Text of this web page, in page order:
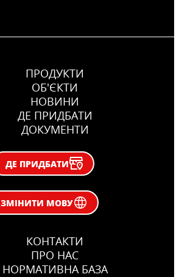
ПРОДУКТИ
ОБ'ЄКТИ
НОВИНИ
ДЕ ПРИДБАТИ
ДОКУМЕНТИ
ДЕ ПРИДБАТИ
ЗМІНИТИ МОВУ
КОНТАКТИ
ПРО НАС
НОРМАТИВНА БАЗА